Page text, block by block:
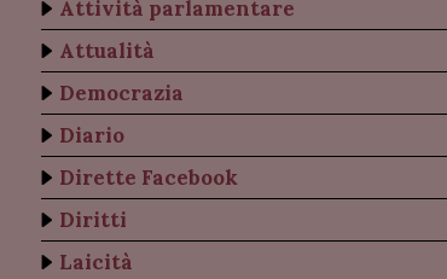
Attività parlamentare
Attualità
Democrazia
Diario
Dirette Facebook
Diritti
Laicità